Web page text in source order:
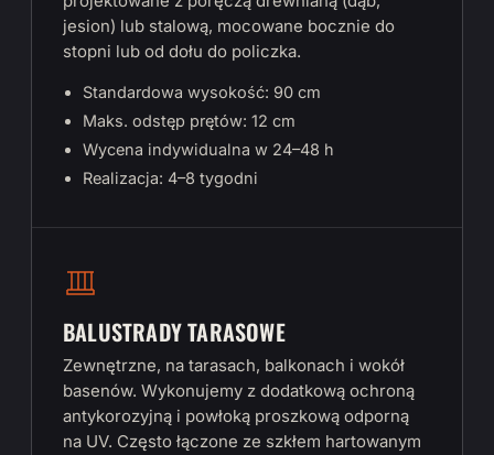
jesion) lub stalową, mocowane bocznie do
stopni lub od dołu do policzka.
Standardowa wysokość: 90 cm
Maks. odstęp prętów: 12 cm
Wycena indywidualna w 24–48 h
Realizacja: 4–8 tygodni
BALUSTRADY TARASOWE
Zewnętrzne, na tarasach, balkonach i wokół
basenów. Wykonujemy z dodatkową ochroną
antykorozyjną i powłoką proszkową odporną
na UV. Często łączone ze szkłem hartowanym